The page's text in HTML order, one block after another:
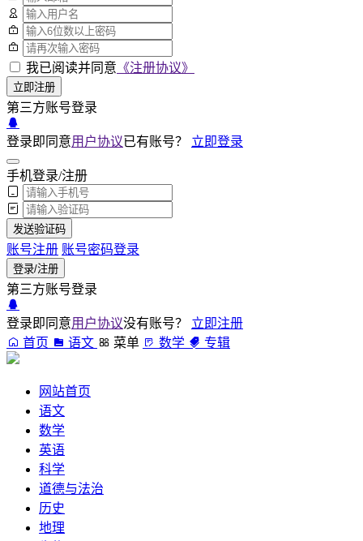
我已阅读并同意 《注册协议》
立即注册
第三方账号登录
登录即同意用户协议已有账号？ 立即登录
手机登录/注册
发送验证码
账号注册 账号密码登录
登录/注册
第三方账号登录
登录即同意用户协议没有账号？ 立即注册
首页
语文 菜单 数学 专辑
网站首页
语文
数学
英语
科学
道德与法治
历史
地理